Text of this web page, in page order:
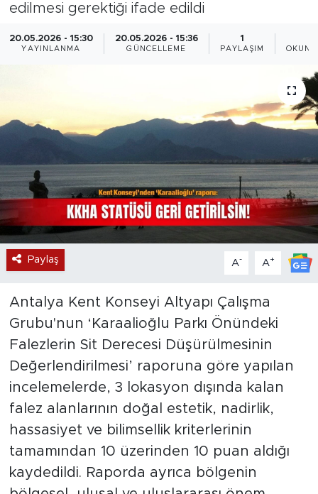
edilmesi gerektiği ifade edildi
20.05.2026 - 15:30
YAYINLANMA
20.05.2026 - 15:36
GÜNCELLEME
1
PAYLAŞIM
Paylaş A- A+
Antalya Kent Konseyi Altyapı Çalışma
Grubu'nun ‘Karaalioğlu Parkı Önündeki
Falezlerin Sit Derecesi Düşürülmesinin
Değerlendirilmesi’ raporuna göre yapılan
incelemelerde, 3 lokasyon dışında kalan
falez alanlarının doğal estetik, nadirlik,
hassasiyet ve bilimsellik kriterlerinin
tamamından 10 üzerinden 10 puan aldığı
kaydedildi. Raporda ayrıca bölgenin